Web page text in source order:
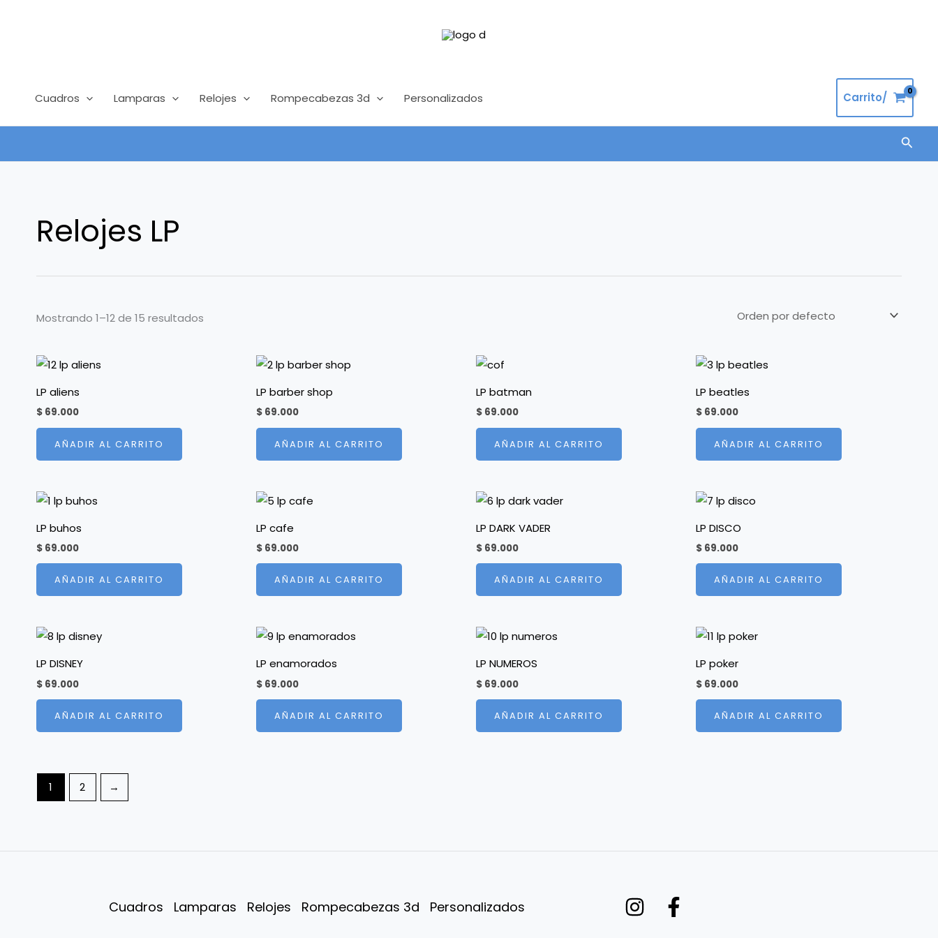
Cuadros Lamparas Relojes Rompecabezas 3d Personalizados Carrito/
Relojes LP
Mostrando 1–12 de 15 resultados
LP aliens
$ 69.000
AÑADIR AL CARRITO
LP barber shop
$ 69.000
AÑADIR AL CARRITO
LP batman
$ 69.000
AÑADIR AL CARRITO
LP beatles
$ 69.000
AÑADIR AL CARRITO
LP buhos
$ 69.000
AÑADIR AL CARRITO
LP cafe
$ 69.000
AÑADIR AL CARRITO
LP DARK VADER
$ 69.000
AÑADIR AL CARRITO
LP DISCO
$ 69.000
AÑADIR AL CARRITO
LP DISNEY
$ 69.000
AÑADIR AL CARRITO
LP enamorados
$ 69.000
AÑADIR AL CARRITO
LP NUMEROS
$ 69.000
AÑADIR AL CARRITO
LP poker
$ 69.000
AÑADIR AL CARRITO
1 2 →
Cuadros Lamparas Relojes Rompecabezas 3d Personalizados